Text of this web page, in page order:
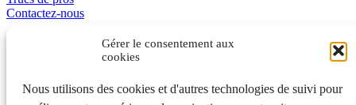
Gérer le consentement aux
cookies
Nous utilisons des cookies et d'autres technologies de suivi pour
Contactez-nous